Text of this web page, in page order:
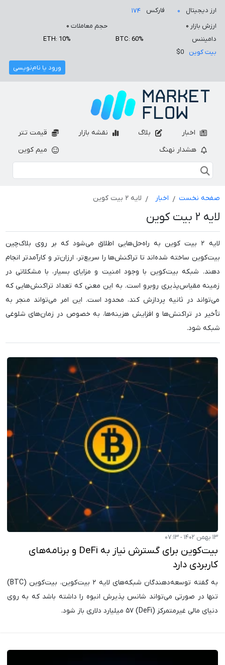
ارز دیجیتال ۰ فارکس
۱۷۴
ارزش بازار ۰ حجم معاملات ۰
دامیننس
BTC: 60%
ETH: 10%
بیت کوین
$0
ورود یا نام‌نویسی
اخبار بلاگ نقشه بازار
قیمت تتر
هشدار نهنگ
میم کوین
صفحه نخست اخبار لایه ۲ بیت کوین
لایه ۲ بیت کوین
لایه ۲ بیت کوین به راه‌حل‌هایی اطلاق می‌شود که بر روی بلاک‌چین
بیت‌کوین ساخته شده‌اند تا تراکنش‌ها را سریع‌تر، ارزان‌تر و کارآمدتر انجام
دهند. شبکه بیت‌کوین با وجود امنیت و مزایای بسیار، با مشکلاتی در
زمینه مقیاس‌پذیری روبرو است. به این معنی که تعداد تراکنش‌هایی که
می‌تواند در ثانیه پردازش کند، محدود است. این امر می‌تواند منجر به
تأخیر در تراکنش‌ها و افزایش هزینه‌ها، به خصوص در زمان‌های شلوغی
شبکه شود.
۱۳ بهمن ۱۴۰۲ - ۰۷:۱۳
بیت‌کوین برای گسترش نیاز به DeFi و برنامه‌های
کاربردی دارد
به گفته توسعه‌دهندگان شبکه‌های لایه ۲ بیت‌کوین، بیت‌کوین (BTC)
تنها در صورتی می‌تواند شانس پذیرش انبوه را داشته باشد که به روی
دنیای مالی غیرمتمرکز (DeFi) ۵۷ میلیارد دلاری باز شود.